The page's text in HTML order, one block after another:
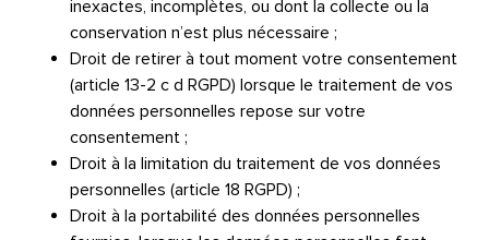
inexactes, incomplètes, ou dont la collecte ou la
conservation n’est plus nécessaire ;
Droit de retirer à tout moment votre consentement
(article 13-2 c d RGPD) lorsque le traitement de vos
données personnelles repose sur votre
consentement ;
Droit à la limitation du traitement de vos données
personnelles (article 18 RGPD) ;
Droit à la portabilité des données personnelles